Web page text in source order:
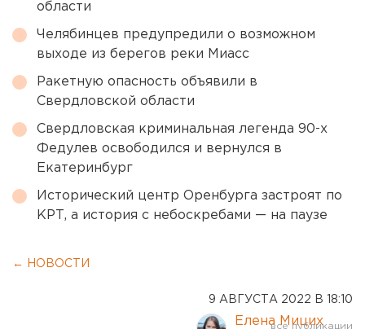
области
Челябинцев предупредили о возможном
выходе из берегов реки Миасс
Ракетную опасность объявили в
Свердловской области
Свердловская криминальная легенда 90-х
Федулев освободился и вернулся в
Екатеринбург
Исторический центр Оренбурга застроят по
КРТ, а история с небоскребами — на паузе
← НОВОСТИ
9 АВГУСТА 2022 В 18:10
Елена Мицих